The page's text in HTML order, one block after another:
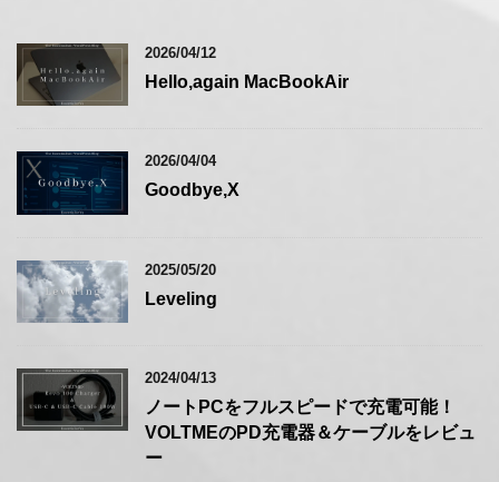
2026/04/12
Hello,again MacBookAir
2026/04/04
Goodbye,X
2025/05/20
Leveling
2024/04/13
ノートPCをフルスピードで充電可能！
VOLTMEのPD充電器＆ケーブルをレビュ
ー